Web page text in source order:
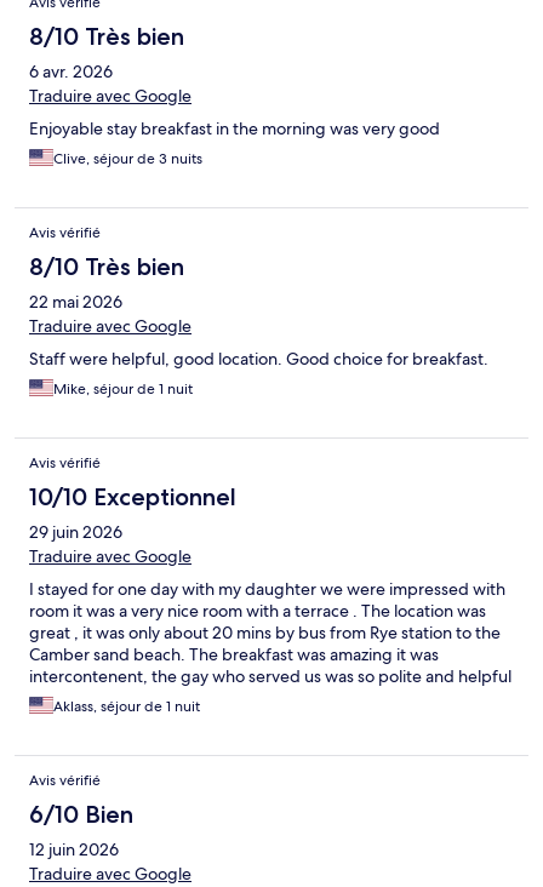
8/10 Très bien
6 avr. 2026
Traduire avec Google
Enjoyable stay breakfast in the morning was very good
Clive, séjour de 3 nuits
Avis vérifié
8/10 Très bien
22 mai 2026
Traduire avec Google
Staff were helpful, good location. Good choice for breakfast.
Mike, séjour de 1 nuit
Avis vérifié
10/10 Exceptionnel
29 juin 2026
Traduire avec Google
I stayed for one day with my daughter we were impressed with
room it was a very nice room with a terrace . The location was
great , it was only about 20 mins by bus from Rye station to the
Camber sand beach. The breakfast was amazing it was
intercontenent, the gay who served us was so polite and helpful
and the rest of staff too. Will be nice if they change the hotel
carpet otherwise its highly recommended.
Aklass, séjour de 1 nuit
Avis vérifié
6/10 Bien
12 juin 2026
Traduire avec Google